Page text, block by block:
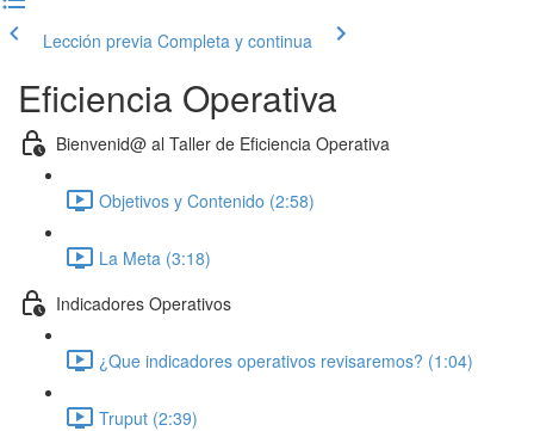
Lección previa Completa y continua
Eficiencia Operativa
Bienvenid@ al Taller de Eficiencia Operativa
Objetivos y Contenido (2:58)
La Meta (3:18)
Indicadores Operativos
¿Que indicadores operativos revisaremos? (1:04)
Truput (2:39)